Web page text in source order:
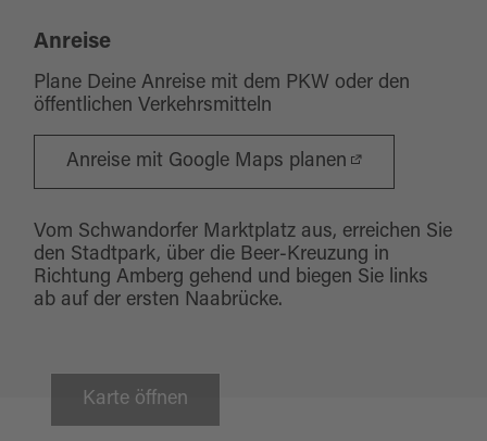
Anreise
Plane Deine Anreise mit dem PKW oder den
öffentlichen Verkehrsmitteln
Anreise mit Google Maps planen
Vom Schwandorfer Marktplatz aus, erreichen Sie
den Stadtpark, über die Beer-Kreuzung in
Richtung Amberg gehend und biegen Sie links
ab auf der ersten Naabrücke.
Karte öffnen